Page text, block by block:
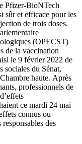
Pfizer-BioNTech
sûr et efficace pour les
de trois doses.
(OPECST)
de la vaccination
le 9 février 2022 de
sociales du Sénat,
haute. Après
professionnels de
ce mardi 24 mai
connus ou
des